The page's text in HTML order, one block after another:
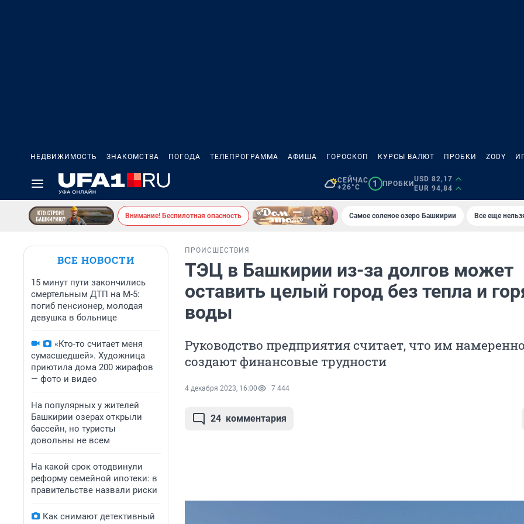
НЕДВИЖИМОСТЬ ЗНАКОМСТВА ПОГОДА ТЕЛЕПРОГРАММА АФИША ГОРОСКОП КУРСЫ ВАЛЮТ ПРОБКИ ZODY
СЕЙЧАС
+26°C
1 ПРОБКИ
USD 82,17
EUR 94,84
Внимание! Беспилотная опасность Самое соленое озеро Башкирии Все еще
ВСЕ НОВОСТИ
15 минут пути закончились
смертельным ДТП на М-5:
погиб пенсионер, молодая
девушка в больнице
«Кто-то считает меня
сумасшедшей». Художница
приютила дома 200 жирафов
— фото и видео
На популярных у жителей
Башкирии озерах открыли
бассейн, но туристы
довольны не всем
На какой срок отодвинули
реформу семейной ипотеки: в
правительстве назвали риски
Как снимают детективный
ПРОИСШЕСТВИЯ
ТЭЦ в Башкирии из-за долгов может
оставить целый город без тепла и
воды
Руководство предприятия считает, что им намеренно
создают финансовые трудности
4 декабря 2023, 16:00 7 444
24 комментария